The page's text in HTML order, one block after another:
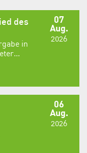
07
Aug.
2026
des
in
06
Aug.
2026